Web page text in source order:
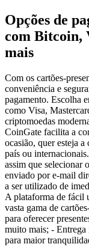
Opções de
com Bitcoin,
mais
Com os cartões-
conveniência e
pagamento. Escolha
como Visa,
criptomoedas
CoinGate facilita a
ocasião, quer esteja
país ou
assim que selecionar
enviado por e-mail
a ser utilizado de
A plataforma de fácil
vasta gama de
para oferecer
muito mais; - Entrega
para maior